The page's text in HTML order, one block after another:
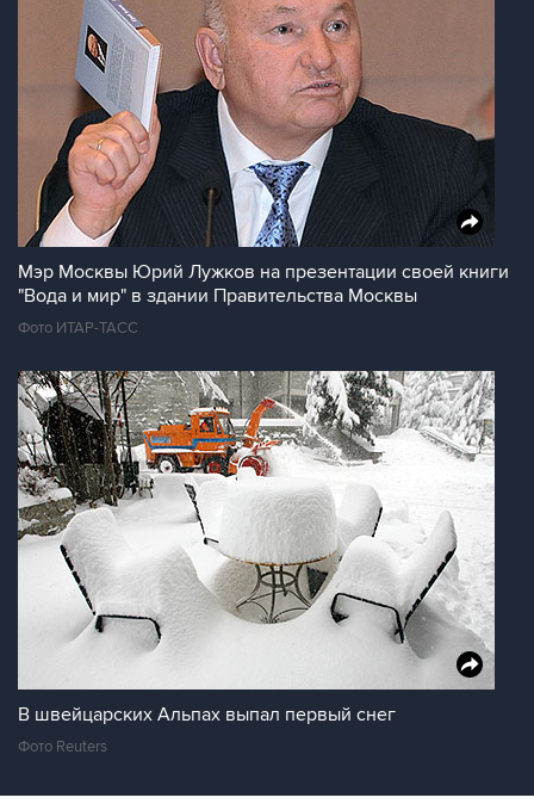
Мэр Москвы Юрий Лужков на презентации своей книги
"Вода и мир" в здании Правительства Москвы
Фото ИТАР-ТАСС
В швейцарских Альпах выпал первый снег
Фото Reuters